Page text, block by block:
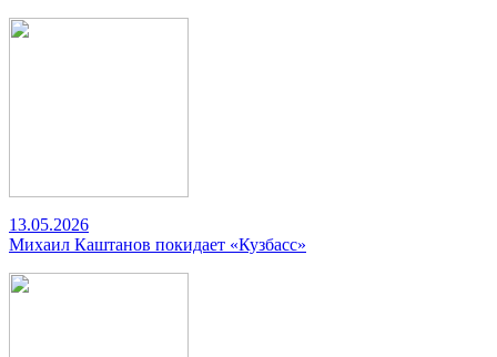
13.05.2026
Михаил Каштанов покидает «Кузбасс»